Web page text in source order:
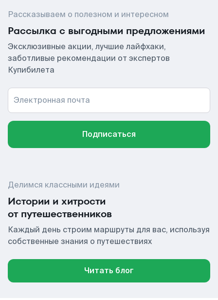
Рассказываем о полезном и интересном
Рассылка с выгодными предложениями
Эксклюзивные акции, лучшие лайфхаки,
заботливые рекомендации от экспертов
Купибилета
Электронная почта
Подписаться
Делимся классными идеями
Истории и хитрости
от путешественников
Каждый день строим маршруты для вас, используя
собственные знания о путешествиях
Читать блог